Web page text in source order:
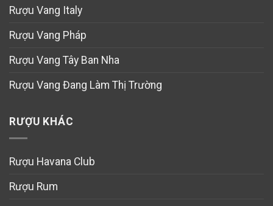
Rượu Vang Italy
Rượu Vang Pháp
Rượu Vang Tây Ban Nha
Rượu Vang Đang Làm Thị Trường
RƯỢU KHÁC
Rượu Havana Club
Rượu Rum